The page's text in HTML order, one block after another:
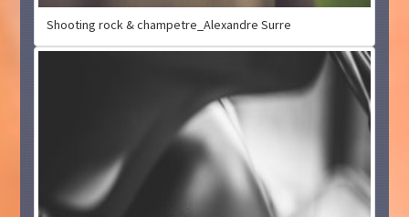
Shooting rock & champetre_Alexandre Surre